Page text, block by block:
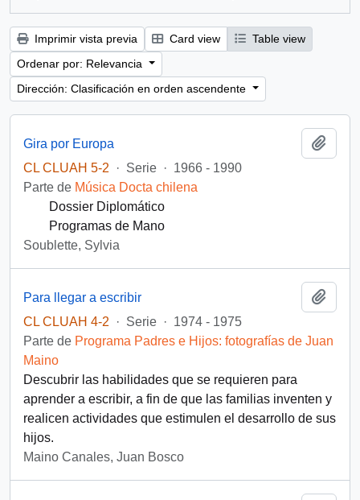
Imprimir vista previa Card view
Table view
Ordenar por: Relevancia
Dirección: Clasificación en orden ascendente
Gira por Europa
CL CLUAH 5-2
· Serie · 1966 - 1990
Parte de Música Docta chilena
Dossier Diplomático
Programas de Mano
Soublette, Sylvia
Para llegar a escribir
CL CLUAH 4-2
· Serie · 1974 - 1975
Parte de Programa Padres e Hijos: fotografías de Juan
Maino
Descubrir las habilidades que se requieren para
aprender a escribir, a fin de que las familias inventen y
realicen actividades que estimulen el desarrollo de sus
hijos.
Maino Canales, Juan Bosco